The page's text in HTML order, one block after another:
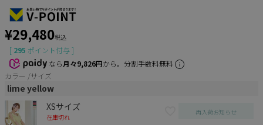
¥29,480税込
[ 295 ポイント付与 ]
なら月々9,826円から。分割手数料無料
カラー
サイズ
lime yellow
XSサイズ
在庫切れ
再入荷お知らせ